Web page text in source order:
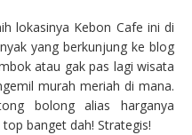
lokasinya Kebon Cafe ini di
yang berkunjung ke blog
atau gak pas lagi wisata
murah meriah di mana.
bolong alias harganya
banget dah! Strategis!